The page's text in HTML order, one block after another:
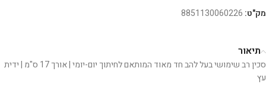
מק"ט: 8851130060226
תיאור
סכין רב שימושי בעל להב חד מאוד המותאם לחיתוך יום-יומי | אורך 17 ס"מ | ידית
עץ